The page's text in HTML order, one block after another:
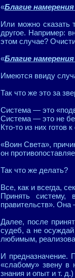
«Благие
Или можно сказать
другое. Например:
этом случае?
«Благие
Имеются ввиду
Так что же это за
Система — это
Система — это не
Кто-то из них готов
«Воин Света»,
он
Так что же делать?
Все, как и всегда,
Принять
правительств». Она
Далее, после
судеб, а не
любимым,
И предназначение.
«слабому» звену в
знания и опыт и т. д.)